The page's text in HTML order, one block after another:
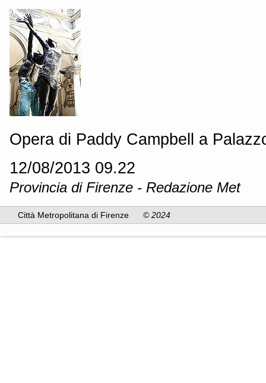
Opera di Paddy Campbell a
12/08/2013 09.22
Provincia di Firenze - Redazione Met
Città Metropolitana di Firenze © 2024